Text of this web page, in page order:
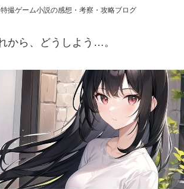
撮ゲーム小説の感想・考察・攻略ブログ
から、どうしよう…。